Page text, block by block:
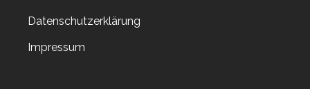
Weihnachten 2019
Weltkartenbasteltag
Datenschutzerklärung
Impressum